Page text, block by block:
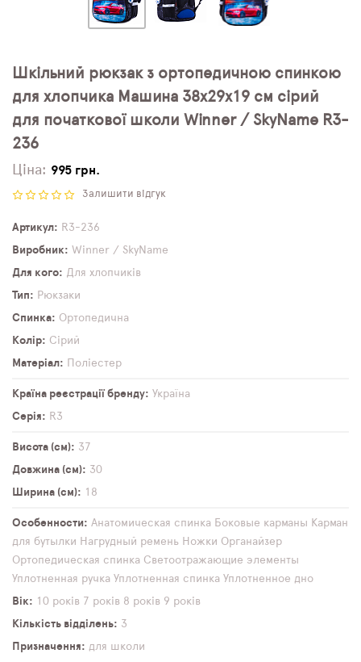
Шкільний рюкзак з ортопедичною спинкою
для хлопчика Машина 38х29х19 см сірий
для початкової школи Winner / SkyName R3-
236
Ціна: 995 грн.
Залишити відгук
Артикул
R3-236
Виробник
Winner / SkyName
Для кого
Для хлопчиків
Тип
Рюкзаки
Спинка
Ортопедична
Колір
Сірий
Матеріал
Поліестер
Країна реєстрації бренду
Україна
Серія
R3
Висота (см)
37
Довжина (см)
30
Ширина (см)
18
Особенности Анатомическая спинка Боковые карманы Карман
для бутылки Нагрудный ремень Ножки Органайзер
Ортопедическая спинка Светоотражающие элементы
Уплотненная ручка Уплотненная спинка Уплотненное дно
Вік
10 років 7 років 8 років 9 років
Кількість відділень
3
Призначення
для школи